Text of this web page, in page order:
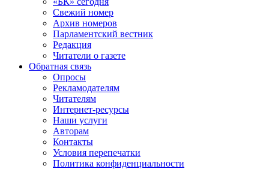
Свежий номер
Архив номеров
Парламентский вестник
Редакция
Читатели о газете
Обратная связь
Опросы
Рекламодателям
Читателям
Интернет-ресурсы
Наши услуги
Авторам
Контакты
Условия перепечатки
Политика конфиденциальности